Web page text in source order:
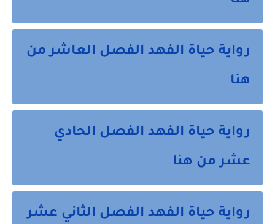
رواية حياة الفهد الفصل العاشر من
هنا
رواية حياة الفهد الفصل الحادي
عشر من هنا
رواية حياة الفهد الفصل الثاني عشر